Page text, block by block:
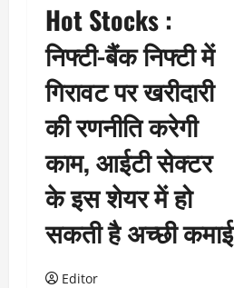
Hot Stocks :
निफ्टी-बैंक निफ्टी में
गिरावट पर खरीदारी
की रणनीति करेगी
काम, आईटी सेक्टर
के इस शेयर में हो
सकती है अच्छी कमाई
Editor